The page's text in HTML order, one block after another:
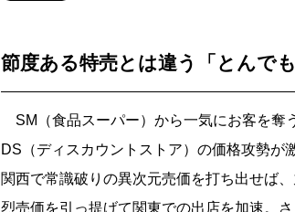
節度ある特売とは違う「とんで
SM（食品スーパー）から一気にお客を奪
DS（ディスカウントストア）の価格攻勢が
関西で常識破りの異次元売価を打ち出せば
烈売価を引っ提げて関東での出店を加速。